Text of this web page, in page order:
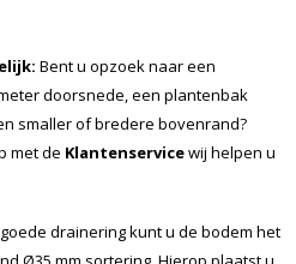
Bent u opzoek naar een
doorsnede, een plantenbak
smaller of bredere bovenrand?
met de Klantenservicewij helpen u
drainering kunt u de bodem het